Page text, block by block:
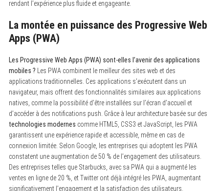
rendant l’expérience plus fluide et engageante.
La montée en puissance des Progressive Web
Apps (PWA)
Les Progressive Web Apps (PWA) sont-elles l’avenir des applications
mobiles ? Les PWA combinent le meilleur des sites web et des
applications traditionnelles. Ces applications s’exécutent dans un
navigateur, mais offrent des fonctionnalités similaires aux applications
natives, comme la possibilité d’être installées sur l’écran d’accueil et
d’accéder à des notifications push. Grâce à leur architecture basée sur des
technologies modernes comme HTML5, CSS3 et JavaScript, les PWA
garantissent une expérience rapide et accessible, même en cas de
connexion limitée. Selon Google, les entreprises qui adoptent les PWA
constatent une augmentation de 50 % de l’engagement des utilisateurs.
Des entreprises telles que Starbucks, avec sa PWA qui a augmenté les
ventes en ligne de 20 %, et Twitter ont déjà intégré les PWA, augmentant
significativement l’engagement et la satisfaction des utilisateurs.